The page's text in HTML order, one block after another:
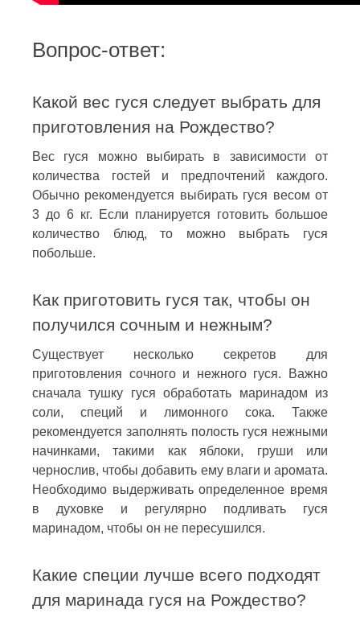
Вопрос-ответ:
Какой вес гуся следует выбрать для
приготовления на Рождество?
Вес гуся можно выбирать в зависимости от
количества гостей и предпочтений каждого.
Обычно рекомендуется выбирать гуся весом от
3 до 6 кг. Если планируется готовить большое
количество блюд, то можно выбрать гуся
побольше.
Как приготовить гуся так, чтобы он
получился сочным и нежным?
Существует несколько секретов для
приготовления сочного и нежного гуся. Важно
сначала тушку гуся обработать маринадом из
соли, специй и лимонного сока. Также
рекомендуется заполнять полость гуся нежными
начинками, такими как яблоки, груши или
чернослив, чтобы добавить ему влаги и аромата.
Необходимо выдерживать определенное время
в духовке и регулярно подливать гуся
маринадом, чтобы он не пересушился.
Какие специи лучше всего подходят
для маринада гуся на Рождество?